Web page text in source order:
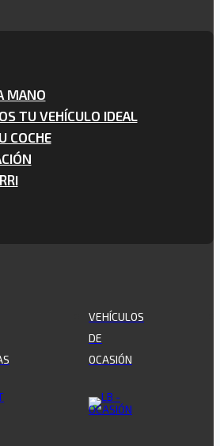
MANO
TU VEHÍCULO IDEAL
COCHE
VEHÍCULOS
DE
OCASIÓN